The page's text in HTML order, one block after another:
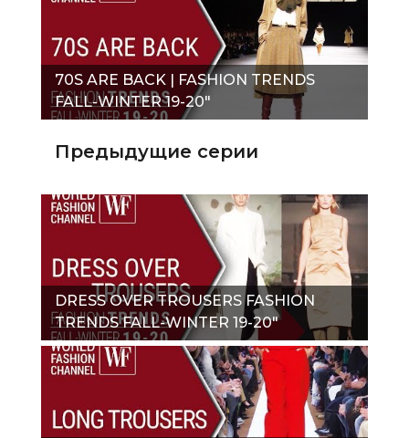
70S ARE BACK | FASHION TRENDS
FALL-WINTER 19-20"
Предыдущие серии
DRESS OVER TROUSERS FASHION
TRENDS FALL-WINTER 19-20"